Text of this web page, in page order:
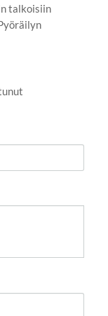
talkoisiin